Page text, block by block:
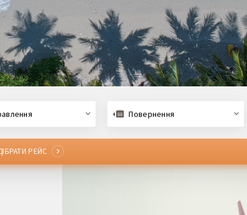
Повернення
РЕЙС